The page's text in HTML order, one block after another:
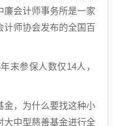
廉会计师事务所是一家
计师协会发布的全国百
末参保人数仅14人，
金，为什么要找这种小
大中型慈善基金进行全